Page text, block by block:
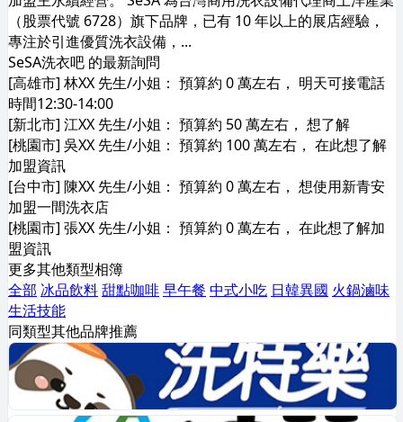
（股票代號 6728）旗下品牌，已有 10 年以上的展店經驗，
專注於引進優質洗衣設備，...
SeSA洗衣吧 的最新詢問
[高雄市] 林XX 先生/小姐： 預算約 0 萬左右， 明天可接電話
時間12:30-14:00
[新北市] 江XX 先生/小姐： 預算約 50 萬左右， 想了解
[桃園市] 吳XX 先生/小姐： 預算約 100 萬左右， 在此想了解
加盟資訊
[台中市] 陳XX 先生/小姐： 預算約 0 萬左右， 想使用新青安
加盟一間洗衣店
[桃園市] 張XX 先生/小姐： 預算約 0 萬左右， 在此想了解加
盟資訊
更多其他類型相簿
全部 冰品飲料甜點咖啡早午餐 中式小吃 日韓異國 火鍋滷味
生活技能
同類型其他品牌推薦